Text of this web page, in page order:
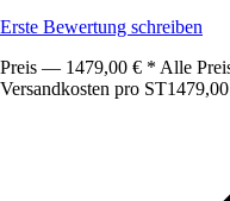
Erste Bewertung schreiben
Preis — 1479,00 € * Alle
Versandkosten pro ST